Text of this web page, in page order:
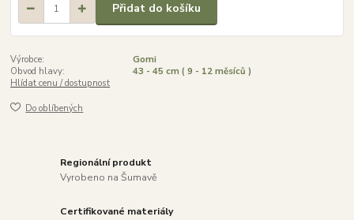
Přidat do košíku
Výrobce:
Gomi
Obvod hlavy:
43 - 45 cm ( 9 - 12 měsíců )
Hlídat cenu / dostupnost
Do oblíbených
Regionální produkt
Vyrobeno na Šumavě
Certifikované materiály